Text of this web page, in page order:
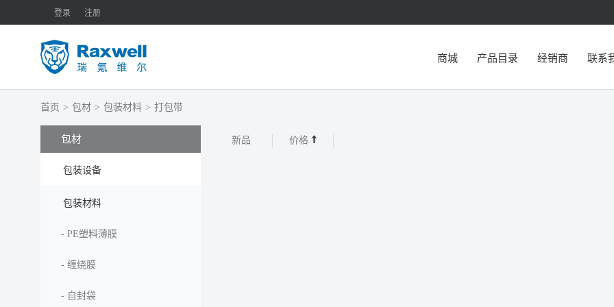
登录 注册
商城 产品目录 经销商 联系
首页 > 包材 > 包装材料 > 打包带
包材
包装设备
包装材料
- PE塑料薄膜
- 缠绕膜
- 自封袋
新品 价格